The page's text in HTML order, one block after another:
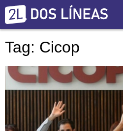
Tag: Cicop